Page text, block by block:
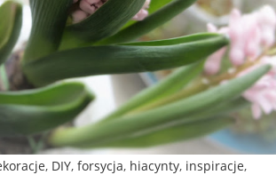
, DIY, forsycja, hiacynty, inspiracje,